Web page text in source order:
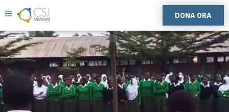
DONA ORA